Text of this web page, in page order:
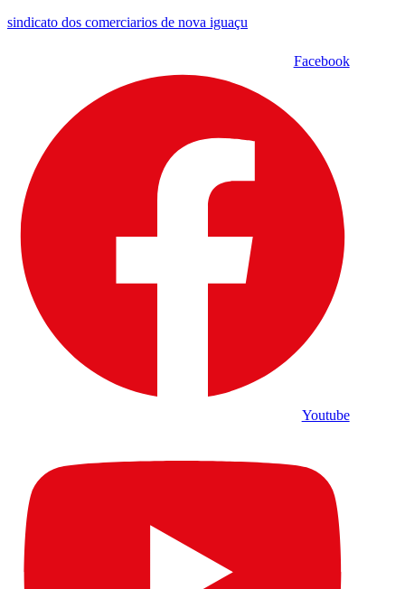
sindicato dos comerciarios de nova iguaçu
Facebook
Youtube